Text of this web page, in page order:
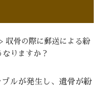
> 収骨の際に郵送による紛
りますか？
ルが発生し、遺骨が紛